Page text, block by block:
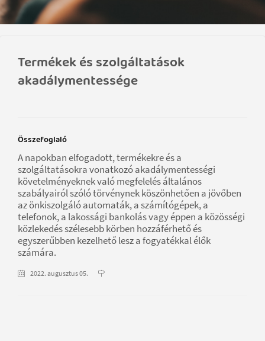
Termékek és szolgáltatások
akadálymentessége
Összefoglaló
A napokban elfogadott, termékekre és a
szolgáltatásokra vonatkozó akadálymentességi
követelményeknek való megfelelés általános
szabályairól szóló törvénynek köszönhetően a jövőben
az önkiszolgáló automaták, a számítógépek, a
telefonok, a lakossági bankolás vagy éppen a közösségi
közlekedés szélesebb körben hozzáférhető és
egyszerűbben kezelhető lesz a fogyatékkal élők
számára.
2022. augusztus 05.